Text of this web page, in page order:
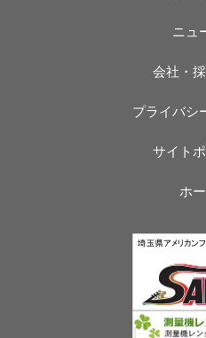
ニュ
会社・
プライバシ
サイト
ホ